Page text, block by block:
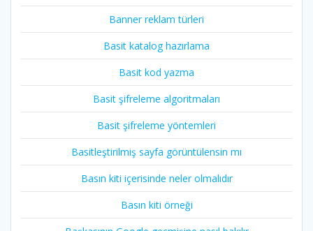
Banner reklam türleri
Basit katalog hazırlama
Basit kod yazma
Basit şifreleme algoritmaları
Basit şifreleme yöntemleri
Basitleştirilmiş sayfa görüntülensin mı
Basın kiti içerisinde neler olmalıdır
Basın kiti örneği